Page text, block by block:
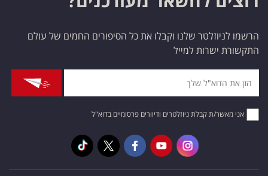
הרשמו לניוזלטר שלנו וקבלו את כל הסיפורים החמים של עולם
התקשורת ישרות למייל
אני מאשר/ת קבלת ניוזלטרים ודיוורים פרסומיים בדוא"ל